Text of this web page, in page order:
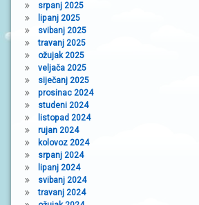
srpanj 2025
lipanj 2025
svibanj 2025
travanj 2025
ožujak 2025
veljača 2025
siječanj 2025
prosinac 2024
studeni 2024
listopad 2024
rujan 2024
kolovoz 2024
srpanj 2024
lipanj 2024
svibanj 2024
travanj 2024